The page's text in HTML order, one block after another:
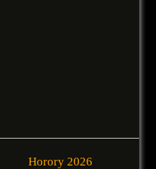
Horory 2026